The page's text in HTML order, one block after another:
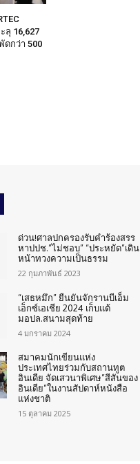
ลุ 16,627
ดกว่า 500
ด่วน!ศาลปกครองรับคำร้องสรร
หาปปช.”ไม่ชอบ” “ประหยัด”เดิน
หน้าทวงความเป็นธรรม
22 กุมภาพันธ์ 2023
“เสธหมึก” ยืนยันจักรานบีเอ็ม
เอ็กซ์เอเชีย 2024 เก็บแต้
มอปล.สนามสุดท้าย
4 มกราคม 2024
สมาคมนักเขียนแห่ง
ประเทศไทยร่วมกับสถานทูต
อินเดีย จัดเสวนาพิเศษ”สีสันของ
อินเดีย”ในงานสัปดาห์หนังสือ
แห่งชาติ
15 ตุลาคม 2025